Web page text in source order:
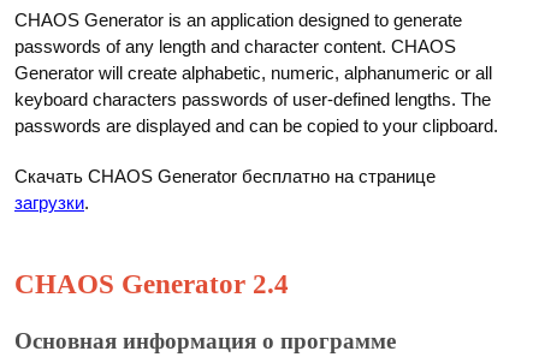
CHAOS Generator is an application designed to generate
passwords of any length and character content. CHAOS
Generator will create alphabetic, numeric, alphanumeric or all
keyboard characters passwords of user-defined lengths. The
passwords are displayed and can be copied to your clipboard.
Скачать CHAOS Generator бесплатно на странице
загрузки.
CHAOS Generator 2.4
Основная информация о программе